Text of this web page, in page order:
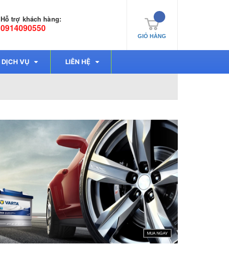
Hỗ trợ khách hàng:
0914090550
GIỎ HÀNG
DỊCH VỤ LIÊN HỆ